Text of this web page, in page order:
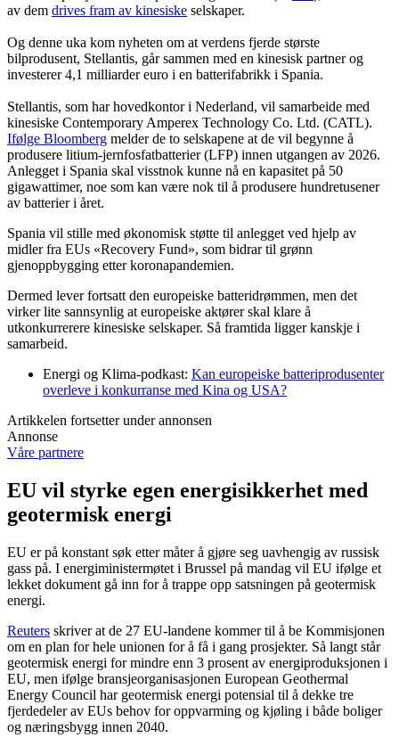
av dem drives fram av kinesiske selskaper.
Og denne uka kom nyheten om at verdens fjerde største
bilprodusent, Stellantis, går sammen med en kinesisk partner og
investerer 4,1 milliarder euro i en batterifabrikk i Spania.
Stellantis, som har hovedkontor i Nederland, vil samarbeide med
kinesiske Contemporary Amperex Technology Co. Ltd. (CATL).
Ifølge Bloomberg melder de to selskapene at de vil begynne å
produsere litium-jernfosfatbatterier (LFP) innen utgangen av 2026.
Anlegget i Spania skal visstnok kunne nå en kapasitet på 50
gigawattimer, noe som kan være nok til å produsere hundretusener
av batterier i året.
Spania vil stille med økonomisk støtte til anlegget ved hjelp av
midler fra EUs «Recovery Fund», som bidrar til grønn
gjenoppbygging etter koronapandemien.
Dermed lever fortsatt den europeiske batteridrømmen, men det
virker lite sannsynlig at europeiske aktører skal klare å
utkonkurrerere kinesiske selskaper. Så framtida ligger kanskje i
samarbeid.
Energi og Klima-podkast: Kan europeiske batteriprodusenter
overleve i konkurranse med Kina og USA?
Artikkelen fortsetter under annonsen
Annonse
Våre partnere
EU vil styrke egen energisikkerhet med
geotermisk energi
EU er på konstant søk etter måter å gjøre seg uavhengig av russisk
gass på. I energiministermøtet i Brussel på mandag vil EU ifølge et
lekket dokument gå inn for å trappe opp satsningen på geotermisk
energi.
Reuters skriver at de 27 EU-landene kommer til å be Kommisjonen
om en plan for hele unionen for å få i gang prosjekter. Så langt står
geotermisk energi for mindre enn 3 prosent av energiproduksjonen i
EU, men ifølge bransjeorganisasjonen European Geothermal
Energy Council har geotermisk energi potensial til å dekke tre
fjerdedeler av EUs behov for oppvarming og kjøling i både boliger
og næringsbygg innen 2040.